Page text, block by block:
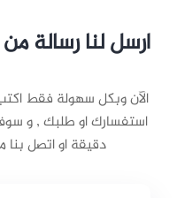
ارسل لنا رسالة
الآن وبكل سهولة فقط اكتب
دقيقة او اتصل